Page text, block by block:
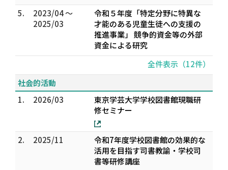
5.
2023/04 ～
2025/03
令和５年度「特定分野に特異な
才能のある児童生徒への支援の
推進事業」 競争的資金等の外部
資金による研究
全件表示（12件）
社会的活動
1.
2026/03
東京学芸大学学校図書館現職研
修セミナー
2. 2025/11
令和7年度学校図書館の効果的な
活用を目指す司書教諭・学校司
書等研修講座